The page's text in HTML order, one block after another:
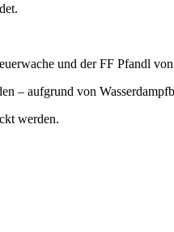
und der FF Pfandl
– aufgrund von
werden.